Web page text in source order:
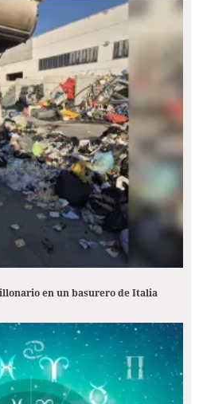
en un basurero de Italia